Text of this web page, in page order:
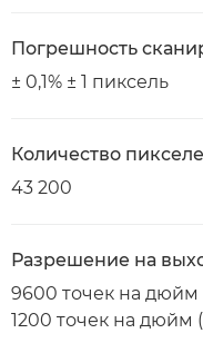
Погрешность
± 0,1% ± 1 пиксель
Количество
43 200
Разрешение на
9600 точек на
1200 точек на дюйм